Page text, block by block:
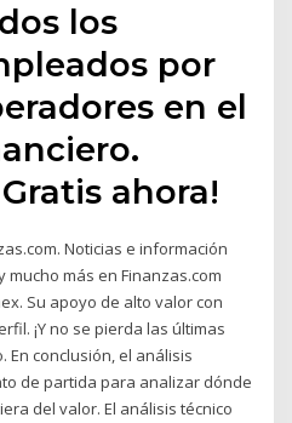
los
por
en el
ahora!
Noticias e información
más en Finanzas.com
Su apoyo de alto valor con
¡Y no se pierda las últimas
En conclusión, el análisis
de partida para analizar dónde
del valor. El análisis técnico